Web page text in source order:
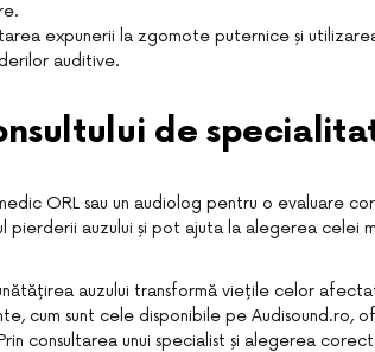
expunerii la zgomote puternice și
auditive.
de
ORL sau un audiolog pentru o evaluare
auzului și pot ajuta la alegerea celei
auzului transformă viețile celor
cum sunt cele disponibile pe Audisound.ro,
consultarea unui specialist și alegerea